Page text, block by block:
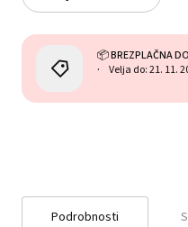
📦 BREZPLAČNA
Velja do: 21. 11.
Podrobnosti